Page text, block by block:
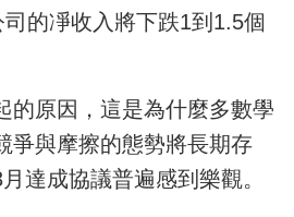
的凈收入將下跌1到1.5個
的原因，這是為什麼多數學
爭與摩擦的態勢將長期存
達成協議普遍感到樂觀。